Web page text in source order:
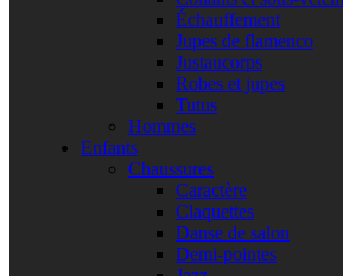
Échauffement
Jupes de flamenco
Justaucorps
Robes et jupes
Tutus
Hommes
Enfants
Chaussures
Caractère
Claquettes
Danse de salon
Demi-pointes